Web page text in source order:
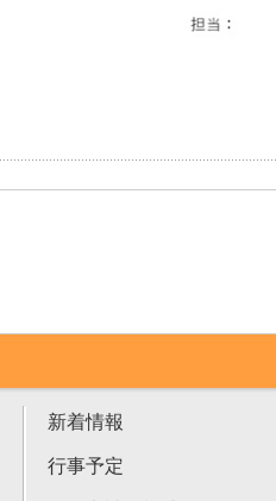
新着情報
行事予定